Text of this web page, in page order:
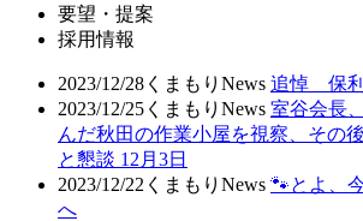
要望・提案
採用情報
2023/12/28 くまもりNews 追悼 保
2023/12/25 くまもりNews 室谷会長
んだ秋田の作業小屋を視察、その
と懇談 12月3日
2023/12/22 くまもりNews 🐾とよ、
へ